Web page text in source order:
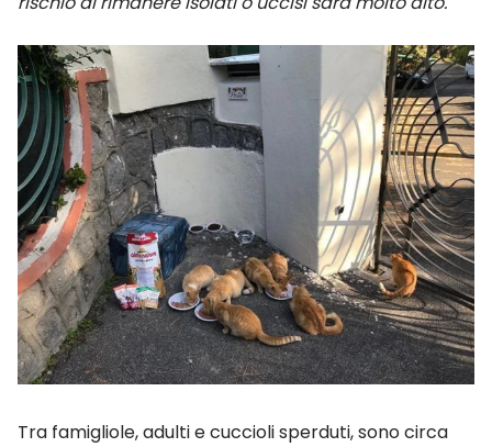
Tra famigliole, adulti e cuccioli sperduti, sono circa